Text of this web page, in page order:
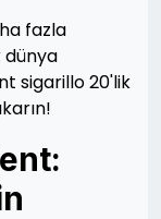
fazla
dünya
sigarillo 20'lik